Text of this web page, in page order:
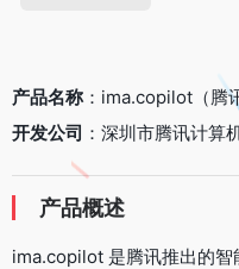
​产品名称​：ima.copilot（腾
​开发公司​ ：深圳市腾讯计算
​产品概述​
ima.copilot 是腾讯推出的智